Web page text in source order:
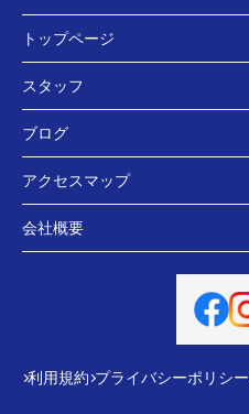
トップページ
スタッフ
ブログ
アクセスマップ
会社概要
利用規約 プライバシーポリシー